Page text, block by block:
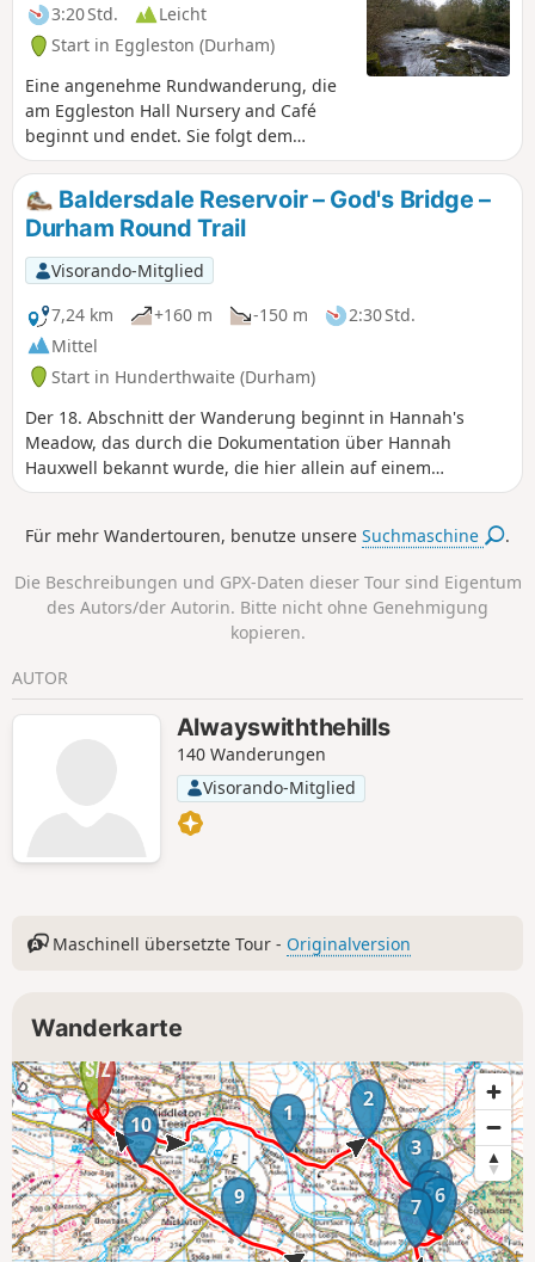
3:20 Std.
Leicht
Start in Eggleston (Durham)
Eine angenehme Rundwanderung, die
am Eggleston Hall Nursery and Café
beginnt und endet. Sie folgt dem
Teesdale Way auf der Nordseite des
Flusses Tees und überquert den Fluss
über eine Fußgängerbrücke nördlich
des Dorfes Cotherstone. Anschließend
führt der Weg auf der
gegenüberliegenden Flussseite zurück,
durch das reizvolle Dorf Romaldkirk,
bevor es auf der letzten Etappe zurück
nach Eggleston Hall geht. (Die
Wanderung kann auch von Romaldkirk
oder Cotherstone aus begonnen
werden.)
Baldersdale Reservoir – God's Bridge –
Durham Round Trail
Visorando-Mitglied
7,24 km
+160 m -150 m
2:30 Std.
Mittel
Start in Hunderthwaite (Durham)
Der 18. Abschnitt der Wanderung beginnt in Hannah's
Meadow, das durch die Dokumentation über Hannah
Hauxwell bekannt wurde, die hier allein auf einem
Bauernhof lebte. Die Route führt bergab und vorbei an den
Cotherstone Moor hinaufführt und an der Roman Road
Für mehr Wandertouren, benutze unsereSuchmaschine .
Die Beschreibungen und GPX-Daten dieser Tour sind Eigentum
des Autors/der Autorin. Bitte nicht ohne Genehmigung
kopieren.
AUTOR
Alwayswiththehills
140 Wanderungen
Visorando-Mitglied
Maschinell übersetzte Tour - Originalversion
Wanderkarte
1
2
3
4
56
7
9
10